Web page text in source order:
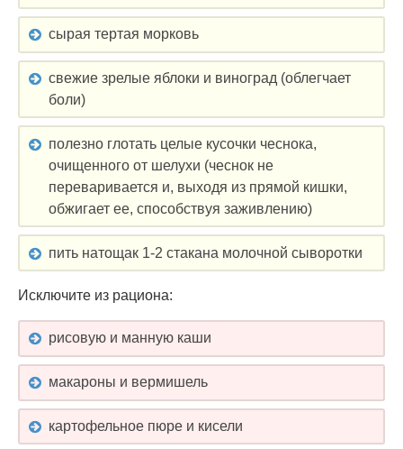
сырая тертая морковь
свежие зрелые яблоки и виноград (облегчает
боли)
полезно глотать целые кусочки чеснока,
очищенного от шелухи (чеснок не
переваривается и, выходя из прямой кишки,
обжигает ее, способствуя заживлению)
пить натощак 1-2 стакана молочной сыворотки
Исключите из рациона:
рисовую и манную каши
макароны и вермишель
картофельное пюре и кисели